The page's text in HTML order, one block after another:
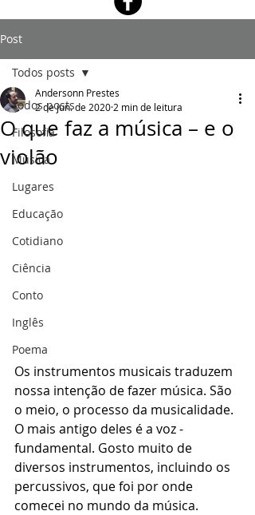
Post
Todos posts
Filosofia
Música
Lugares
Educação
Cotidiano
Ciência
Conto
Inglês
Poema
Todos posts
O que faz a música – e o
violão
Andersonn Prestes
2 de jun. de 2020 2 min de leitura
Os instrumentos musicais traduzem
nossa intenção de fazer música. São
o meio, o processo da musicalidade.
O mais antigo deles é a voz -
fundamental. Gosto muito de
diversos instrumentos, incluindo os
percussivos, que foi por onde
comecei no mundo da música.